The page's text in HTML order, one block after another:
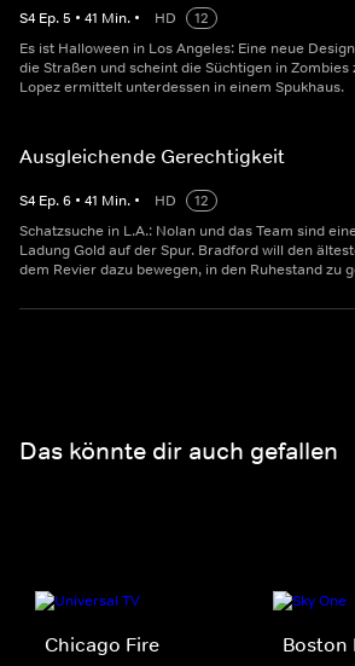
S4 Ep.5 • 41 Min. • HD
12
Es ist Halloween in Los Angeles: Eine neue
die Straßen und scheint die Süchtigen in Zombies
Lopez ermittelt unterdessen in einem Spukhaus.
Ausgleichende Gerechtigkeit
S4 Ep.6 • 41 Min. • HD
12
Schatzsuche in L.A.: Nolan und das Team sind
Ladung Gold auf der Spur. Bradford will den
dem Revier dazu bewegen, in den Ruhestand zu
Das könnte dir auch gefallen
Chicago Fire Boston